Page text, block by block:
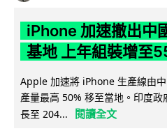
iPhone 加速撤出中
基地 上年組裝增至
Apple 加速將 iPhone 生產線由
產量最高 50% 移至當地。印度
長至 204...
閱讀全文